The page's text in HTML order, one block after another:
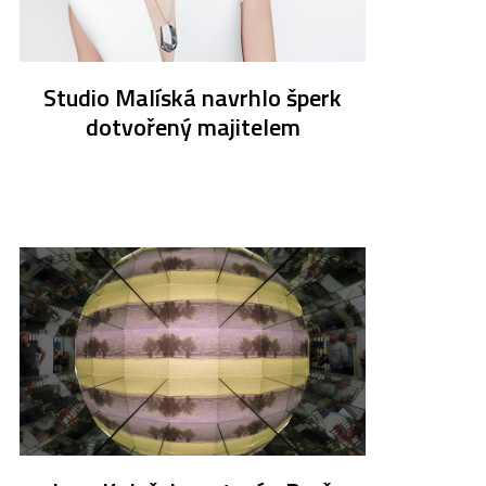
Studio Malíská navrhlo šperk
dotvořený majitelem